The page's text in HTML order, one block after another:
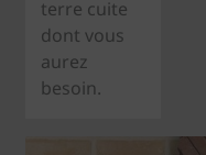
terre cuite
dont vous
aurez
besoin.